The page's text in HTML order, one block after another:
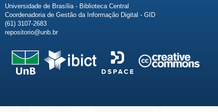
Universidade de Brasília - Biblioteca Central
Coordenadoria de Gestão da Informação Digital - GID
(61) 3107-2683
repositorio@unb.br